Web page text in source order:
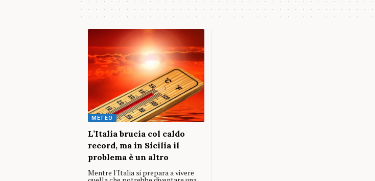
METEO
L’Italia brucia col caldo
record, ma in Sicilia il
problema è un altro
Mentre l'Italia si prepara a vivere